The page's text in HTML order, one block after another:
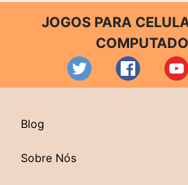
JOGOS PARA
Blog
Sobre Nós